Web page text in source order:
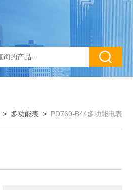
> 多功能表 > PD760-B44多功能电表